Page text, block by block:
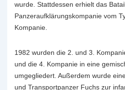
wurde. Stattdessen erhielt das
Panzeraufklärungskompanie vom
Kompanie.
1982 wurden die 2. und 3.
und die 4. Kompanie in eine
umgegliedert. Außerdem wurde
und Transportpanzer Fuchs zur